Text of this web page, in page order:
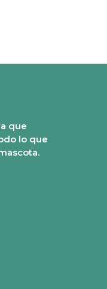
que
lo que